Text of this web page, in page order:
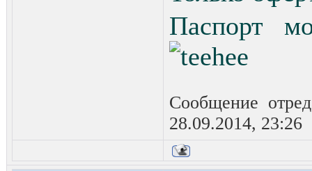
Паспорт
Сообщение
28.09.2014, 23:26